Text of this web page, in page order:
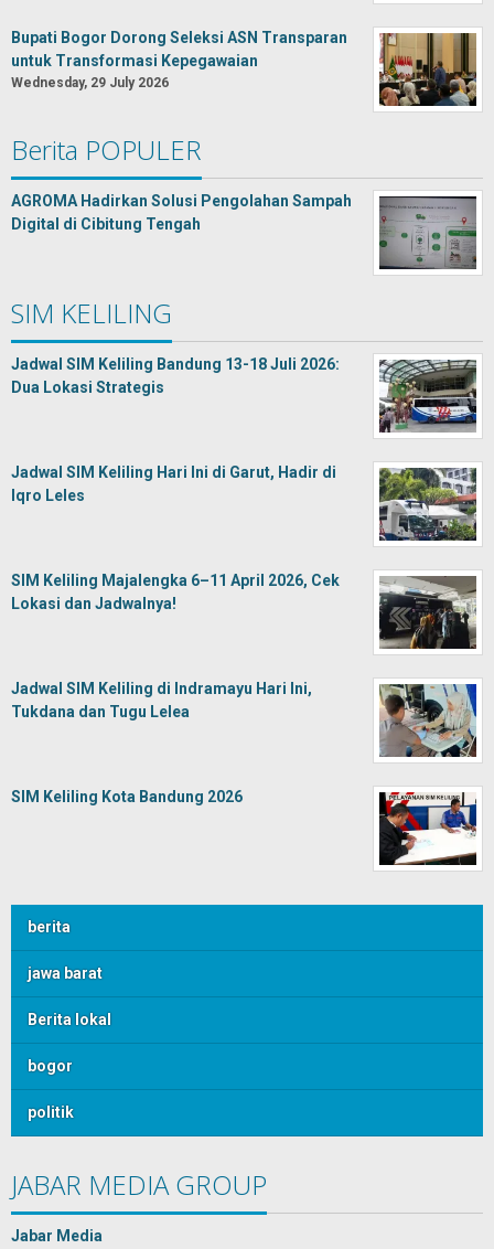
Bupati Bogor Dorong Seleksi ASN Transparan
untuk Transformasi Kepegawaian
Wednesday, 29 July 2026
Berita POPULER
AGROMA Hadirkan Solusi Pengolahan Sampah
Digital di Cibitung Tengah
SIM KELILING
Jadwal SIM Keliling Bandung 13-18 Juli 2026:
Dua Lokasi Strategis
Jadwal SIM Keliling Hari Ini di Garut, Hadir di
Iqro Leles
SIM Keliling Majalengka 6–11 April 2026, Cek
Lokasi dan Jadwalnya!
Jadwal SIM Keliling di Indramayu Hari Ini,
Tukdana dan Tugu Lelea
SIM Keliling Kota Bandung 2026
berita
jawa barat
Berita lokal
bogor
politik
JABAR MEDIA GROUP
Jabar Media